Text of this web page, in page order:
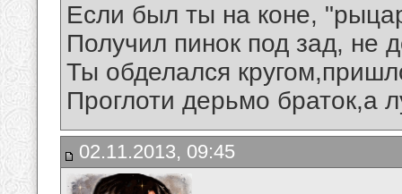
Если был ты на коне,
Получил пинок под зад, не
Ты обделался
Проглоти дерьмо браток,а
02.11.2013, 09:45